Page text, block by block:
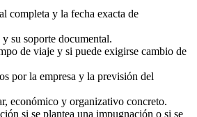
completa y la fecha exacta de
su soporte documental.
de viaje y si puede exigirse cambio de
por la empresa y la previsión del
económico y organizativo concreto.
si se plantea una impugnación o si se